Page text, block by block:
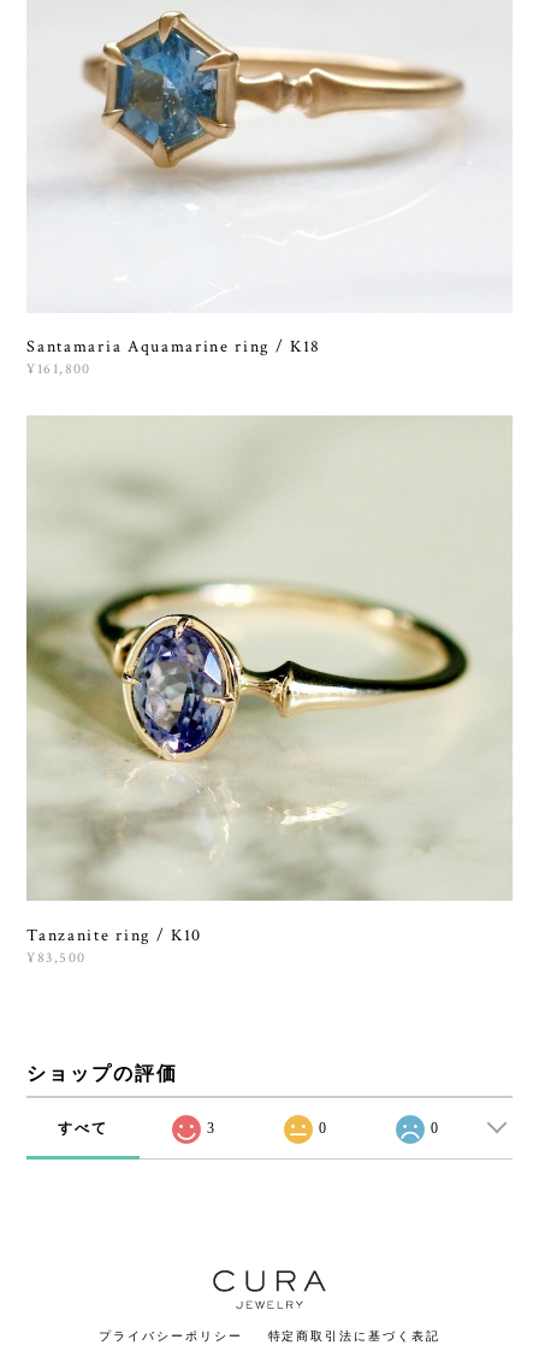
Santamaria Aquamarine ring / K18
¥161,800
Tanzanite ring / K10
¥83,500
ショップの評価
すべて 3 0 0
プライバシーポリシー 特定商取引法に基づく表記